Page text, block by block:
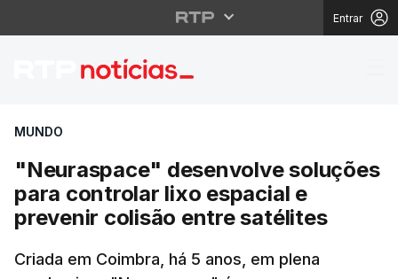
Entrar
"Neuraspace"
MUNDO
"Neuraspace" desenvolve soluções
para controlar lixo espacial e
prevenir colisão entre satélites
Criada em Coimbra, há 5 anos, em plena